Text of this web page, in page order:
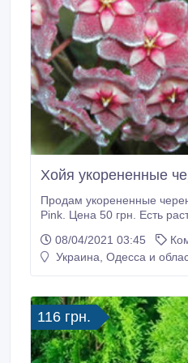
Хойя укорененные
Продам укорененные
Pink. Цена 50 грн. Есть растение с 3-мя узлами –
имеющихся излишков
08/04/2021 03:45
Украина, Одесса и
116 грн.